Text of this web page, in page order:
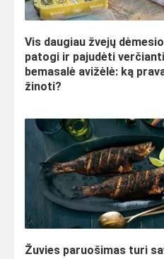
Vis daugiau žvejų
patogi ir pajudėti verčianti
bemasalė avižėlė: ką
žinoti?
Žuvies paruošimas turi